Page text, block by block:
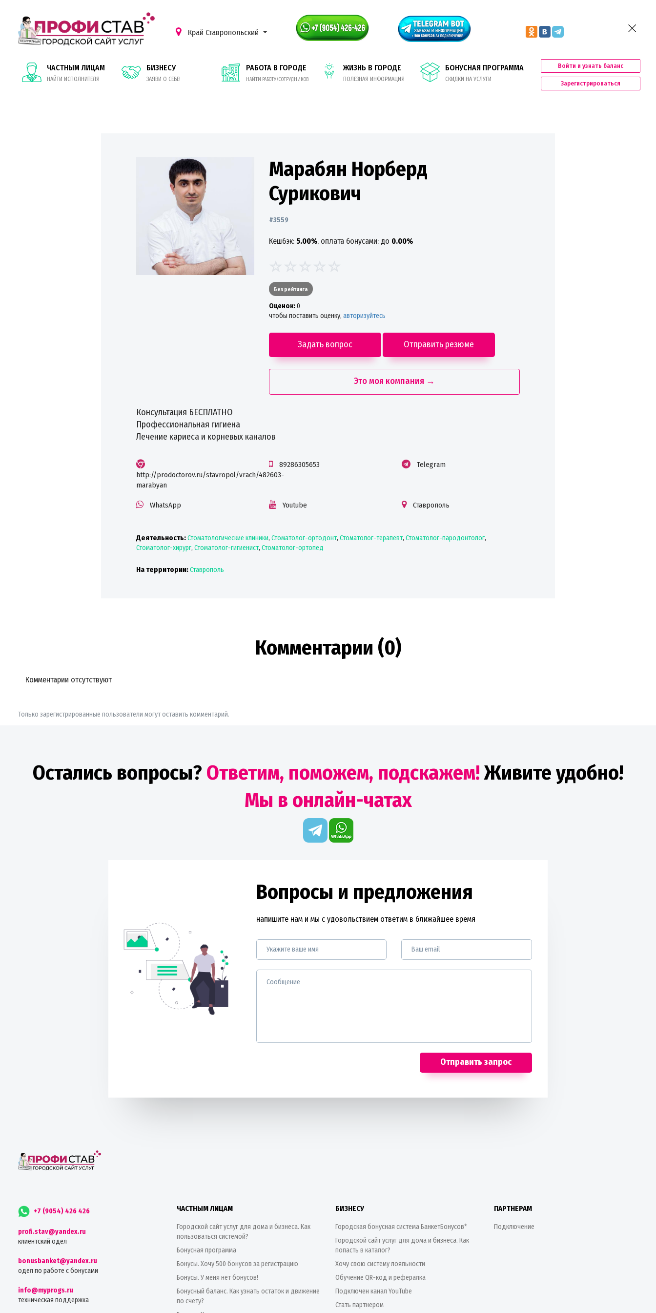
Край Ставропольский
ЧАСТНЫМ ЛИЦАМ
НАЙТИ ИСПОЛНИТЕЛЯ
БИЗНЕСУ
ЗАЯВИ О СЕБЕ!
РАБОТА В ГОРОДЕ
НАЙТИ РАБОТУ/СОТРУДНИКОВ
ЖИЗНЬ В ГОРОДЕ
ПОЛЕЗНАЯ ИНФОРМАЦИЯ
БОНУСНАЯ ПРОГРАММА
СКИДКИ НА УСЛУГИ
Войти и узнать баланс
Зарегистрироваться
Марабян Норберд
Сурикович
#3559
Кешбэк: 5.00%, оплата бонусами: до 0.00%
Без рейтинга
Oценок:0
чтобы поставить оценку, авторизуйтесь
Задать вопрос Отправить резюме
Это моя компания →
Консультация БЕСПЛАТНО
Профессиональная гигиена
Лечение кариеса и корневых каналов
http://prodoctorov.ru/stavropol/vrach/482603-
marabyan
89286305653 Telegram
WhatsApp Youtube Ставрополь
Деятельность:Стоматологические клиники, Стоматолог-ортодонт, Стоматолог-терапевт, Стоматолог-пародонтолог,
Стоматолог-хирург, Стоматолог-гигиенист, Стоматолог-ортопед
На территории:Ставрополь
Комментарии (0)
Комментарии отсутствуют
Только зарегистрированные пользователи могут оставить комментарий.
Остались вопросы? Ответим, поможем, подскажем!Живите удобно!
Мы в онлайн-чатах
Вопросы и предложения
напишите нам и мы с удовольствием ответим в ближайшее время
Отправить запрос
+7 (9054) 426 426
profi.stav@yandex.ru
клиентский одел
bonusbanket@yandex.ru
одел по работе с бонусами
info@myprogs.ru
техническая поддержка
ЧАСТНЫМ ЛИЦАМ
Городской сайт услуг для дома и бизнеса. Как
пользоваться системой?
Бонусная программа
Бонусы. Хочу 500 бонусов за регистрацию
Бонусы. У меня нет бонусов!
Бонусный баланс. Как узнать остаток и движение
по счету?
БИЗНЕСУ
Городская бонусная система БанкетБонусов*
Городской сайт услуг для дома и бизнеса. Как
попасть в каталог?
Хочу свою систему лояльности
Обучение QR-код и рефералка
Подключен канал YouTube
Стать партнером
ПАРТНЕРАМ
Подключение